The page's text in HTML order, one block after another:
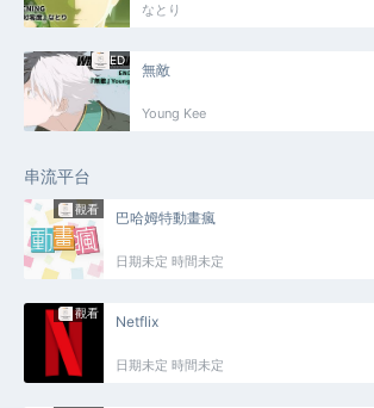
なとり
ED
無敵
Young Kee
串流平台
觀看 巴哈姆特動畫瘋
日期未定 時間未定
觀看 Netflix
日期未定 時間未定